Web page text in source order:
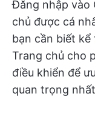
Đăng nhập vào
chủ được cá
bạn cần biết kể
Trang chủ cho
điều khiển để
quan trọng